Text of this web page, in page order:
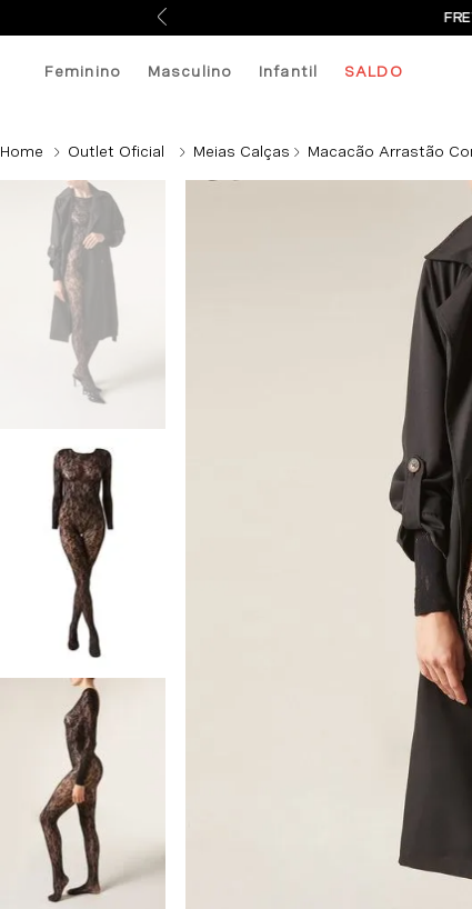
Feminino Masculino Infantil SALDO
Outlet Oficial Meias Calças Macacão Arrastão